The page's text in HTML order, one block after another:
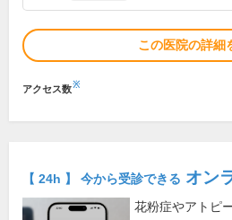
この医院の詳細
アクセス数※
【 24h 】 今から受診できる オン
花粉症やアトピ